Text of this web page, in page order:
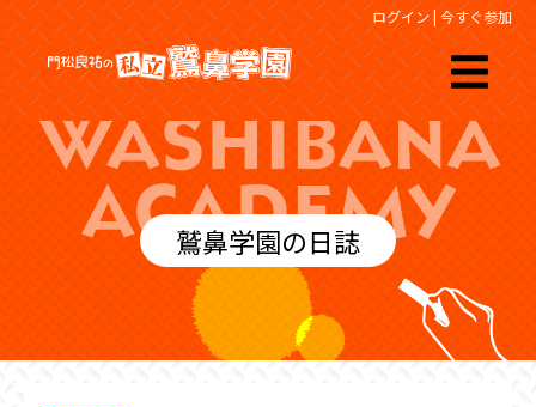
ログイン | 今すぐ参加
鷲鼻学園の日誌